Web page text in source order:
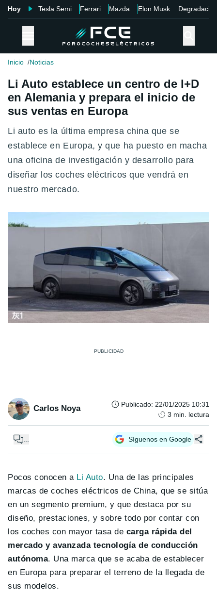
Hoy Tesla Semi Ferrari Mazda Elon Musk Degradación
Inicio Noticias
Li Auto establece un centro de I+D
en Alemania y prepara el inicio de
sus ventas en Europa
Li auto es la última empresa china que se
establece en Europa, y que ha puesto en macha
una oficina de investigación y desarrollo para
diseñar los coches eléctricos que vendrá en
nuestro mercado.
Carlos Noya Publicado: 22/01/2025 10:31
3 min. lectura
Síguenos en Google
Pocos conocen a Li Auto. Una de las principales
marcas de coches eléctricos de China, que se sitúa
en un segmento premium, y que destaca por su
diseño, prestaciones, y sobre todo por contar con
los coches con mayor tasa de carga rápida del
mercado y avanzada tecnología de conducción
autónoma. Una marca que se acaba de establecer
en Europa para preparar el terreno de la llegada de
sus modelos.